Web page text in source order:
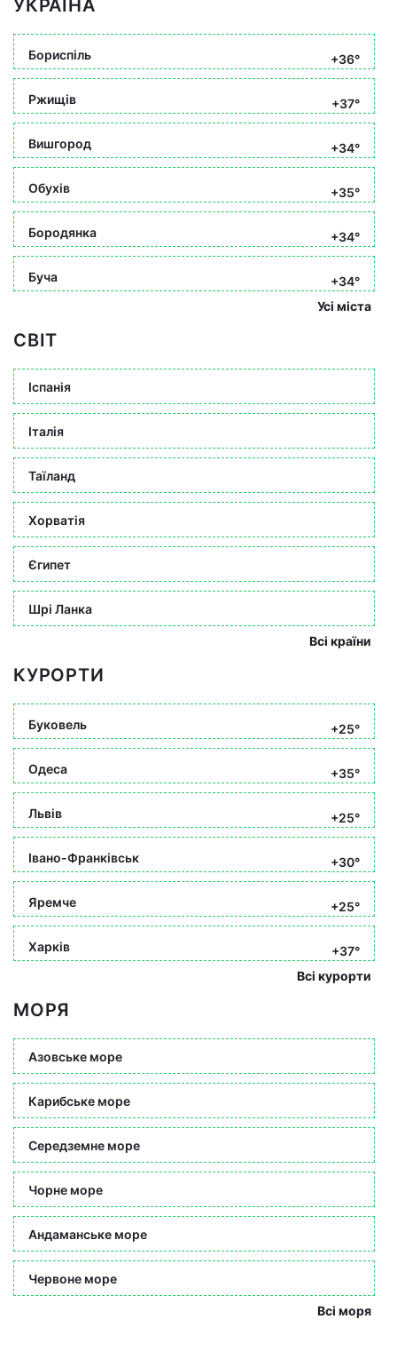
УКРАЇНА
Бориспіль +36°
Ржищів +37°
Вишгород +34°
Обухів +35°
Бородянка +34°
Буча
+34°
Усі міста
СВІТ
Іспанія
Італія
Таїланд
Хорватія
Єгипет
Шрі Ланка
Всі країни
КУРОРТИ
Буковель +25°
Одеса +35°
Львів +25°
Івано-Франківськ +30°
Яремче +25°
Харків
+37°
Всі курорти
МОРЯ
Азовське море
Карибське море
Середземне море
Чорне море
Андаманське море
Червоне море
Всі моря